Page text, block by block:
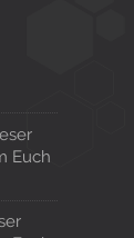
Euch